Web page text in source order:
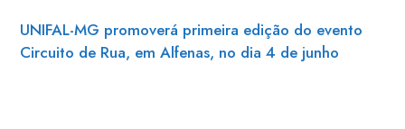
UNIFAL-MG promoverá primeira edição do evento
Circuito de Rua, em Alfenas, no dia 4 de junho